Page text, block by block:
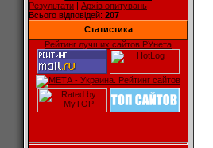
Результати | Архів опитувань
Всього відповідей: 207
Статистика
Рейтинг лучших сайтов РУнета